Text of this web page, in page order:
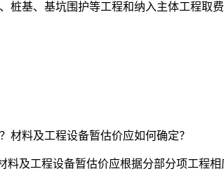
基、基坑围护等工程和纳入主体工程取
材料及工程设备暂估价应如何确定？
及工程设备暂估价应根据分部分项工程